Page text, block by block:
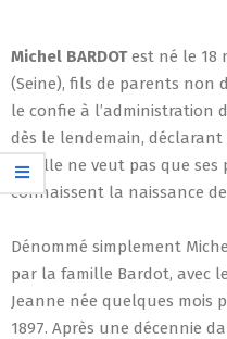
Michel BARDOTest né le 18
(Seine), fils de parents non
le confie à l’administration
dès le lendemain,
qu’elle ne veut pas que
connaissent la naissance
Dénommé simplement
par la famille Bardot, avec
Jeanne née quelques
1897. Après une décennie